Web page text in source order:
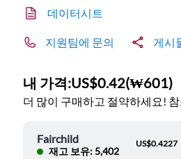
데이터시트
지원팀에 문의 게시
내 가격:US$0.42(₩601)
더 많이 구매하고 절약하세요!
Fairchild
재고 보유: 5,402
US$0.4227